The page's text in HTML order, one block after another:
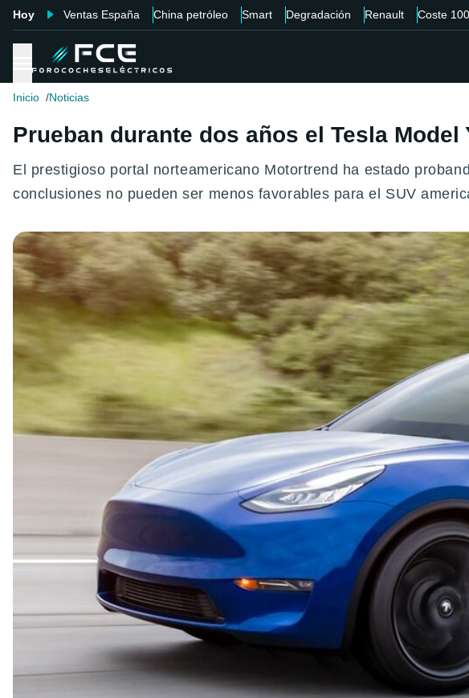
Hoy Ventas España China petróleo Smart Degradación Renault Coste
Inicio Noticias
Prueban durante dos años el Tesla
El prestigioso portal norteamericano Motortrend ha estado
conclusiones no pueden ser menos favorables para el SUV